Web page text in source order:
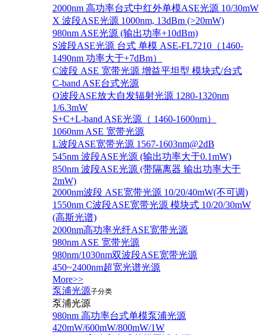
2000nm 高功率台式中红外单模ASE光源 10/30mW
X 波段ASE光源 1000nm, 13dBm (>20mW)
980nm ASE光源 (输出功率+10dBm)
S波段ASE光源 台式 单模 ASE-FL7210（1460-
1490nm 功率大于+7dBm）
C波段 ASE 宽带光源 增益平坦型 模块式/台式
C-band ASE台式光源
O波段ASE放大自发辐射光源 1280-1320nm
1/6.3mW
S+C+L-band ASE光源（ 1460-1600nm）
1060nm ASE 宽带光源
L波段ASE宽带光源 1567-1603nm@2dB
545nm 波段ASE光源 (输出功率大于0.1mW)
850nm 波段ASE光源 (带隔离器 输出功率大于
2mW)
2000nm波段 ASE宽带光源 10/20/40mW(不可调)
1550nm C波段ASE宽带光源 模块式 10/20/30mW
(高斯光谱)
2000nm高功率光纤ASE宽带光源
980nm ASE 宽带光源
980nm/1030nm双波段ASE宽带光源
450~2400nm超宽光谱光源
More>>
泵浦光源子分类
泵浦光源
980nm 高功率台式单模泵浦光源
420mW/600mW/800mW/1W